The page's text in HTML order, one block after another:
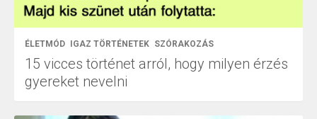
ÉLETMÓD IGAZ TÖRTÉNETEK SZÓRAKOZÁS
15 vicces történet arról, hogy milyen érzés
gyereket nevelni